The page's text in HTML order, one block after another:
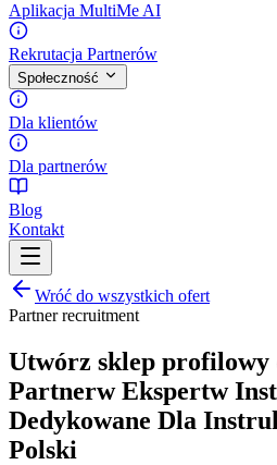
Aplikacja MultiMe AI
Rekrutacja Partnerów
Społeczność
Dla klientów
Dla partnerów
Blog
Kontakt
Wróć do wszystkich ofert
Partner recruitment
Utwórz sklep profilowy
Partnerw Ekspertw
Dedykowane Dla
Polski